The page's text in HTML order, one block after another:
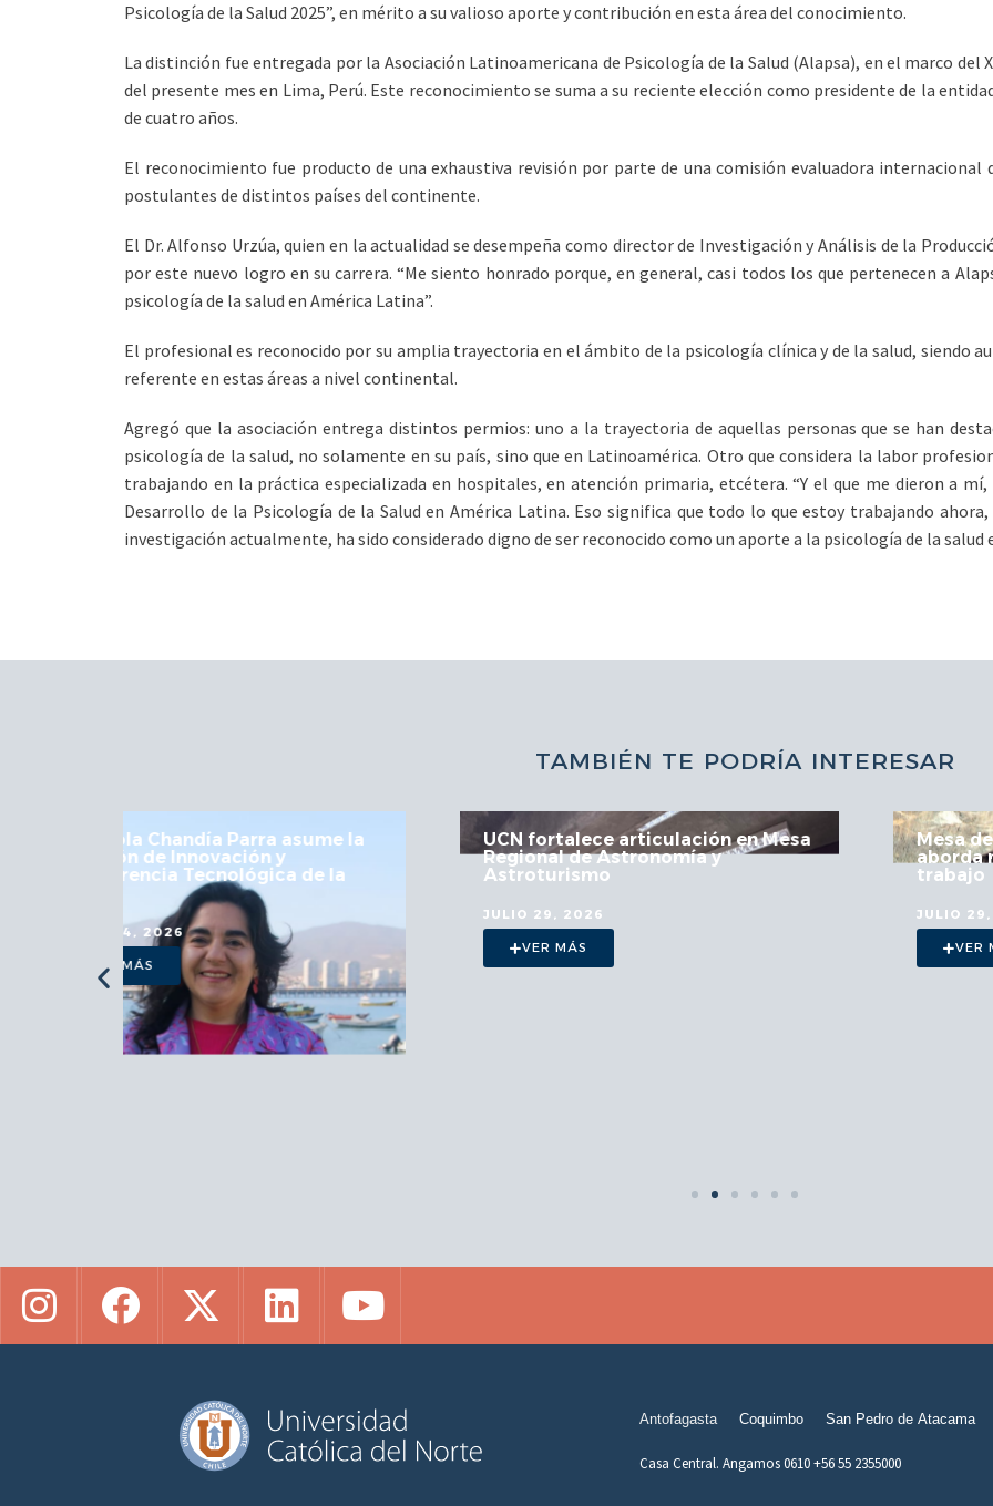
Psicología de la Salud 2025”, en mérito a su valioso aporte y contribución en esta área del conocimiento.
La distinción fue entregada por la Asociación Latinoamericana de Psicología de la Salud (Alapsa), en el marco del
del presente mes en Lima, Perú. Este reconocimiento se suma a su reciente elección como presidente de la
de cuatro años.
El reconocimiento fue producto de una exhaustiva revisión por parte de una comisión evaluadora
postulantes de distintos países del continente.
El Dr. Alfonso Urzúa, quien en la actualidad se desempeña como director de Investigación y Análisis de la
por este nuevo logro en su carrera. “Me siento honrado porque, en general, casi todos los que pertenecen a
psicología de la salud en América Latina”.
El profesional es reconocido por su amplia trayectoria en el ámbito de la psicología clínica y de la salud, siendo
referente en estas áreas a nivel continental.
Agregó que la asociación entrega distintos permios: uno a la trayectoria de aquellas personas que se han
psicología de la salud, no solamente en su país, sino que en Latinoamérica. Otro que considera la labor
trabajando en la práctica especializada en hospitales, en atención primaria, etcétera. “Y el que me dieron a
Desarrollo de la Psicología de la Salud en América Latina. Eso significa que todo lo que estoy trabajando
investigación actualmente, ha sido considerado digno de ser reconocido como un aporte a la psicología de la salud
TAMBIÉN TE PODRÍA INTERESAR
UCN fortalece articulación en Mesa
Regional de Astronomía y
Astroturismo
JULIO 29, 2026
VER MÁS
Mesa de Minería Empleo Región
aborda nuevas oportunidades de
trabajo
JULIO 29, 2026
Antofagasta Coquimbo San Pedro de Atacama
Casa Central. Angamos 0610 +56 55 2355000